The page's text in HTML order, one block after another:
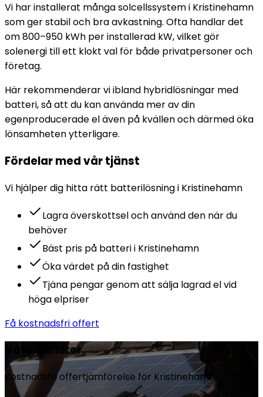
Vi har installerat många solcellssystem i Kristinehamn
som ger stabil och bra avkastning. Ofta handlar det
om 800–950 kWh per installerad kW, vilket gör
solenergi till ett klokt val för både privatpersoner och
företag.
Här rekommenderar vi ibland hybridlösningar med
batteri, så att du kan använda mer av din
egenproducerade el även på kvällen och därmed öka
lönsamheten ytterligare.
Fördelar med vår tjänst
Vi hjälper dig hitta rätt batterilösning i Kristinehamn
Lagra överskottsel och använd den när du
behöver
Bäst pris på batteri i Kristinehamn
Öka värdet på din fastighet
Tjäna pengar genom att sälja lagrad el vid
höga elpriser
Få kostnadsfri offert
Våra tjänster
Kostnadsfri offertjämförelse för Kristinehamn